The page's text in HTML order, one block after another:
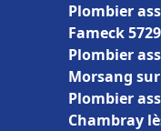
Plombier
Fameck
Plombier
Morsang
Plombier
Chambray